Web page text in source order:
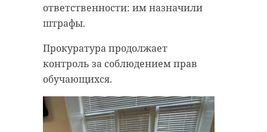
ответственности: им назначили
штрафы.
Прокуратура продолжает
контроль за соблюдением прав
обучающихся.